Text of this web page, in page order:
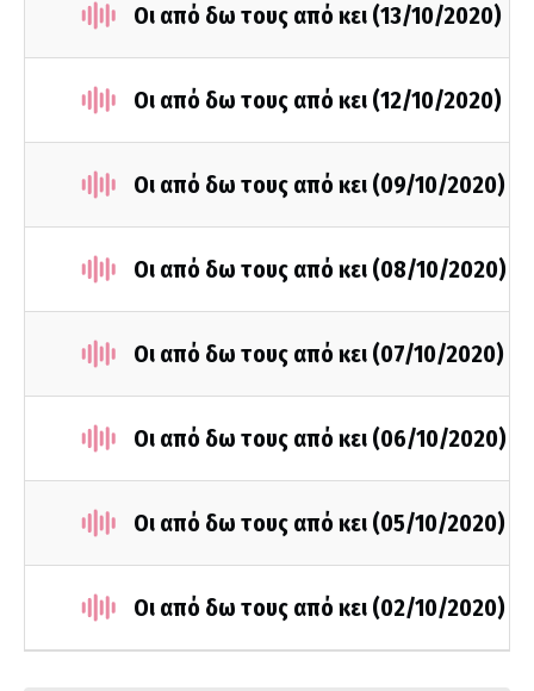
Οι από δω τους από κει (13/10/2020)
Οι από δω τους από κει (12/10/2020)
Οι από δω τους από κει (09/10/2020)
Οι από δω τους από κει (08/10/2020)
Οι από δω τους από κει (07/10/2020)
Οι από δω τους από κει (06/10/2020)
Οι από δω τους από κει (05/10/2020)
Οι από δω τους από κει (02/10/2020)